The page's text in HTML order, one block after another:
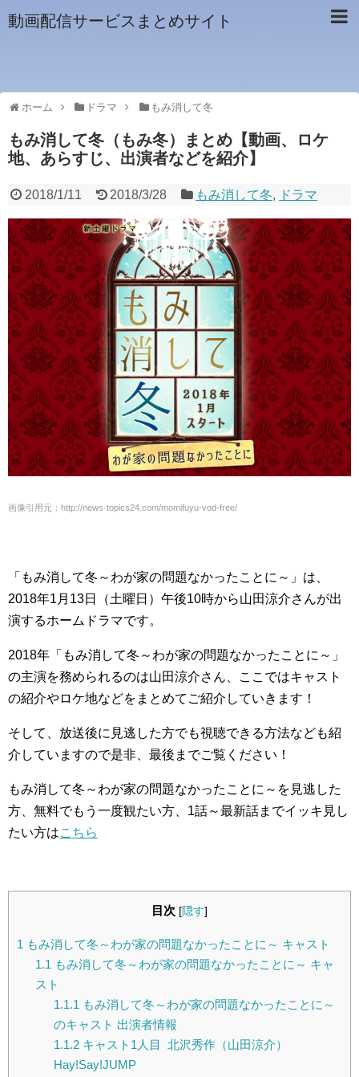
動画配信サービスまとめサイト
ホーム ドラマ もみ消して冬
もみ消して冬（もみ冬）まとめ【動画、ロケ
地、あらすじ、出演者などを紹介】
2018/1/11 2018/3/28 もみ消して冬, ドラマ
画像引用元：http://news-topics24.com/momifuyu-vod-free/
「もみ消して冬～わが家の問題なかったことに～」は、
2018年1月13日（土曜日）午後10時から山田涼介さんが出
演するホームドラマです。
2018年「もみ消して冬～わが家の問題なかったことに～」
の主演を務められるのは山田涼介さん、ここではキャスト
の紹介やロケ地などをまとめてご紹介していきます！
そして、放送後に見逃した方でも視聴できる方法なども紹
介していますので是非、最後までご覧ください！
もみ消して冬～わが家の問題なかったことに～を見逃した
方、無料でもう一度観たい方、1話～最新話までイッキ見し
たい方はこちら
目次 [隠す]
1 もみ消して冬～わが家の問題なかったことに～ キャスト
1.1 もみ消して冬～わが家の問題なかったことに～ キャ
スト
1.1.1 もみ消して冬～わが家の問題なかったことに～
のキャスト 出演者情報
1.1.2キャスト1人目 北沢秀作（山田涼介）
Hay!Say!JUMP